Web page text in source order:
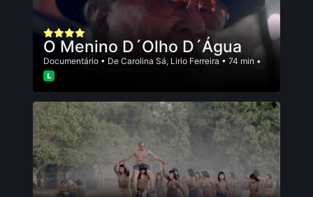
O Menino D´Olho D´Água
Documentário • De Carolina Sá, Lirio Ferreira • 74 min •